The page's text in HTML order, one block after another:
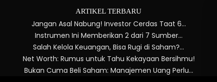
ARTIKEL TERBARU
Jangan Asal Nabung! Investor Cerdas Taat 6…
Instrumen Ini Memberikan 2 dari 7 Sumber…
Salah Kelola Keuangan, Bisa Rugi di Saham?…
Net Worth: Rumus untuk Tahu Kekayaan Bersihmu!
Bukan Cuma Beli Saham: Manajemen Uang Perlu…